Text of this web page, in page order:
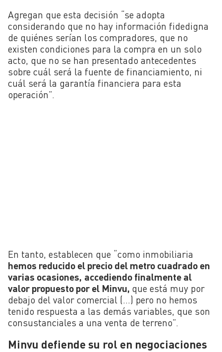
Agregan que esta decisión “se adopta
considerando que no hay información fidedigna
de quiénes serían los compradores, que no
existen condiciones para la compra en un solo
acto, que no se han presentado antecedentes
sobre cuál será la fuente de financiamiento, ni
cuál será la garantía financiera para esta
operación”.
En tanto, establecen que “como inmobiliaria
hemos reducido el precio del metro cuadrado en
varias ocasiones, accediendo finalmente al
valor propuesto por el Minvu, que está muy por
debajo del valor comercial (…) pero no hemos
tenido respuesta a las demás variables, que son
consustanciales a una venta de terreno”.
Minvu defiende su rol en negociaciones